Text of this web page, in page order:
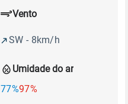
Umidade do ar
77%97%
Vento
SW - 8km/h